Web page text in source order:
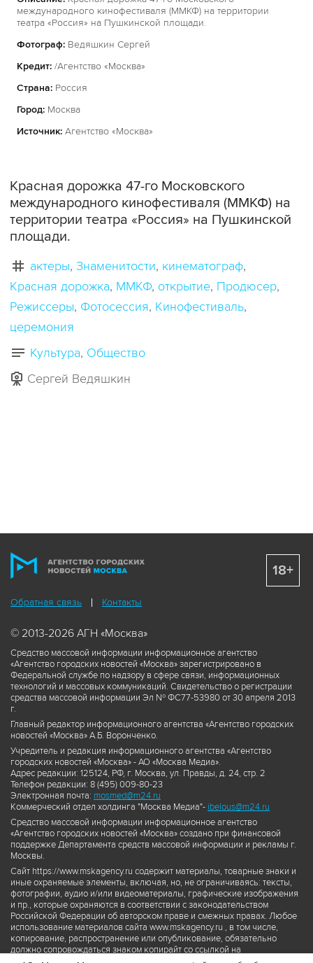
международного кинофестиваля (ММКФ) на территории
театра «Россия» на Пушкинской площади.
Фотограф: Ведяшкин Сергей
Кредит: /Агентство «Москва»
Страна: Россия
Город: Москва
Источник: Агентство «Москва»
Красная дорожка 47-го Московского
международного кинофестиваля (ММКФ) на
территории театра «Россия» на Пушкинской
площади.
актеры Знаменитости кинематограф
Красная дорожка ММКФ открытие Продюсер
Режиссеры Фотосессия Кинофестиваль
церемония
Культура Общество
Сергей Ведяшкин
Обратная связь Контакты
© 2013-2026 АГН «Москва»
Средство массовой информации информационное агентство
«Агентство городских новостей «Москва» зарегистрировано в
Федеральной службе по надзору в сфере связи, информационных
технологий и массовых коммуникаций. Свидетельство о регистрации
средства массовой информации Эл № ФС77-53980 от 30 апреля 2013
г.
Главный редактор информационного агентства «Агентство городских
новостей «Москва» А.Б. Воронченко.
Учредитель и редакция информационного агентства «Агентство
городских новостей «Москва» - АО «Москва Медиа».
Адрес редакции: 125124, РФ, г. Москва, ул. Правды, д. 24, стр. 2
Телефон редакции: 8 (495) 009-80-23
Электронная почта: mosmed@m24.ru
Коммерческий отдел холдинга "Москва Медиа"- ibelous@m24.ru
Средство массовой информации информационное агентство
«Агентство городских новостей «Москва» создано при финансовой
поддержке Департамента средств массовой информации и рекламы г.
Москвы.
Сайт https://www.mskagency.ru содержит материалы, товарные знаки и
иные охраняемые элементы, включая, но, не ограничиваясь: тексты,
фотографии, аудио и/или видеоматериалы, графические изображения
и пр., которые охраняются в соответствии с законодательством
Российской Федерации об авторском праве и смежных правах. Любое
использование материалов сайта www.mskagency.ru , в том числе,
копирование, распространение или опубликование, обязательно
должно сопровождаться знаком копирайт со ссылкой на
18+